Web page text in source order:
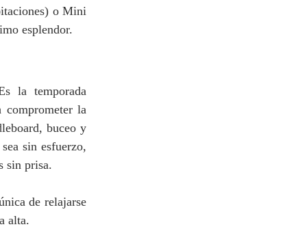
o Mini
esplendor.
la temporada
la
buceo y
sin esfuerzo,
sin prisa.
de relajarse
alta.